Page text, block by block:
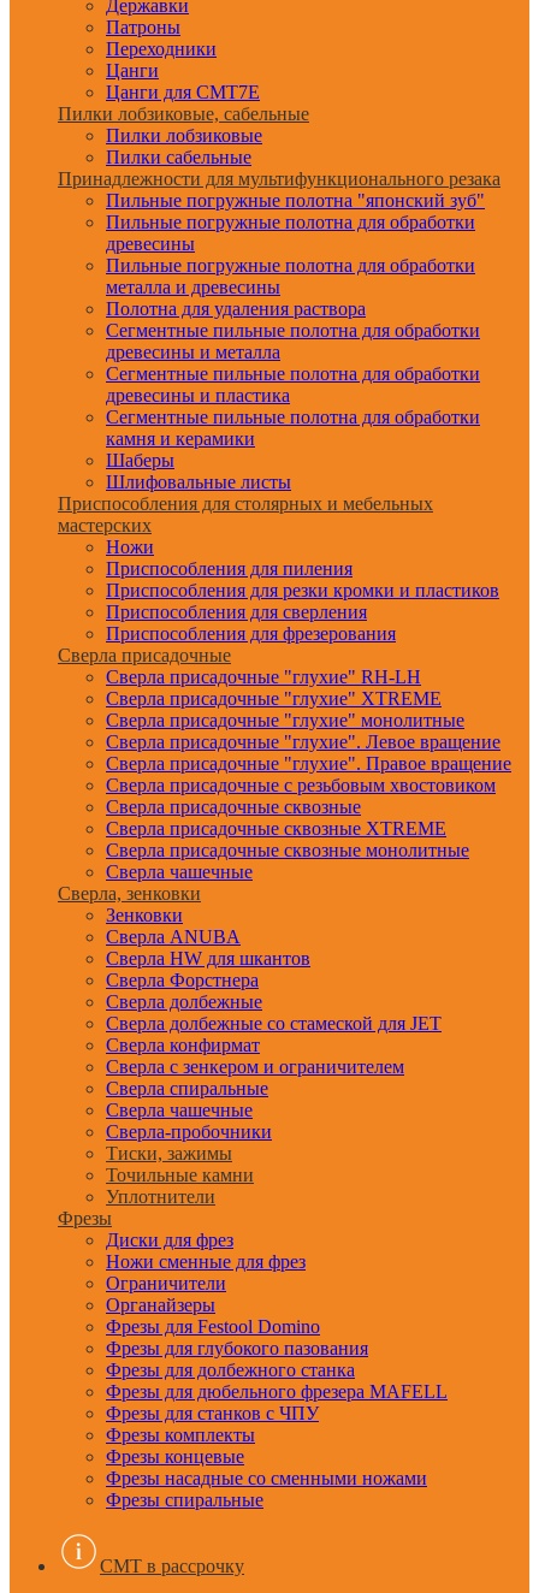
Державки
Патроны
Переходники
Цанги
Цанги для CMT7E
Пилки лобзиковые, сабельные
Пилки лобзиковые
Пилки сабельные
Принадлежности для мультифункционального резака
Пильные погружные полотна "японский зуб"
Пильные погружные полотна для обработки
древесины
Пильные погружные полотна для обработки
металла и древесины
Полотна для удаления раствора
Сегментные пильные полотна для обработки
древесины и металла
Сегментные пильные полотна для обработки
древесины и пластика
Сегментные пильные полотна для обработки
камня и керамики
Шаберы
Шлифовальные листы
Приспособления для столярных и мебельных
мастерских
Ножи
Приспособления для пиления
Приспособления для резки кромки и пластиков
Приспособления для сверления
Приспособления для фрезерования
Сверла присадочные
Сверла присадочные "глухие" RH-LH
Сверла присадочные "глухие" XTREME
Сверла присадочные "глухие" монолитные
Сверла присадочные "глухие". Левое вращение
Сверла присадочные "глухие". Правое вращение
Сверла присадочные с резьбовым хвостовиком
Сверла присадочные сквозные
Сверла присадочные сквозные XTREME
Сверла присадочные сквозные монолитные
Сверла чашечные
Сверла, зенковки
Зенковки
Сверла ANUBA
Сверла HW для шкантов
Сверла Форстнера
Сверла долбежные
Сверла долбежные со стамеской для JET
Сверла конфирмат
Сверла с зенкером и ограничителем
Сверла спиральные
Сверла чашечные
Сверла-пробочники
Тиски, зажимы
Точильные камни
Уплотнители
Фрезы
Диски для фрез
Ножи сменные для фрез
Ограничители
Органайзеры
Фрезы для Festool Domino
Фрезы для глубокого пазования
Фрезы для долбежного станка
Фрезы для дюбельного фрезера MAFELL
Фрезы для станков с ЧПУ
Фрезы комплекты
Фрезы концевые
Фрезы насадные со сменными ножами
Фрезы спиральные
CMT в рассрочку